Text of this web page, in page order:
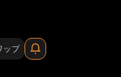
ップ